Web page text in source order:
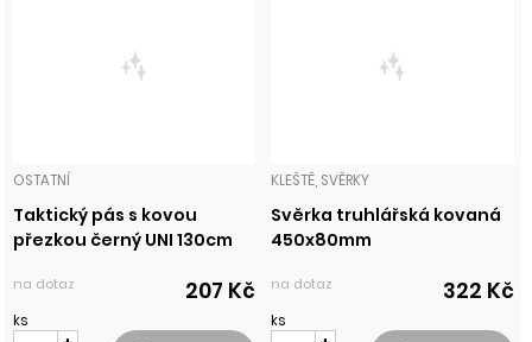
OSTATNÍ
Taktický pás s kovou
přezkou černý UNI 130cm
na dotaz 207 Kč
ks
KLEŠTĚ, SVĚRKY
Svěrka truhlářská kovaná
450x80mm
na dotaz 322 Kč
ks